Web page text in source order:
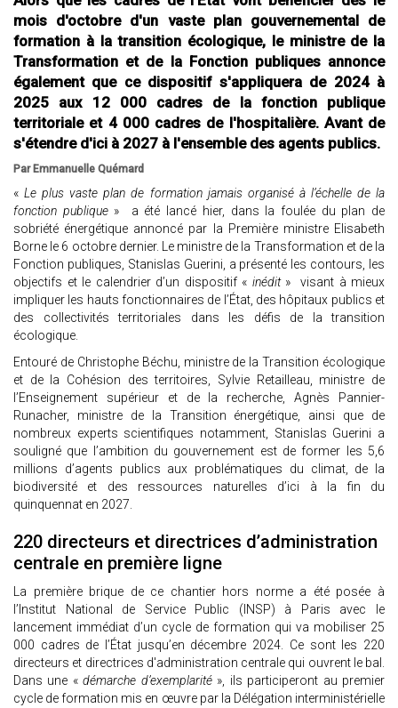
mois d'octobre d'un vaste plan gouvernemental de
formation à la transition écologique, le ministre de la
Transformation et de la Fonction publiques annonce
également que ce dispositif s'appliquera de 2024 à
2025 aux 12 000 cadres de la fonction publique
territoriale et 4 000 cadres de l'hospitalière. Avant de
s'étendre d'ici à 2027 à l'ensemble des agents publics.
Par Emmanuelle Quémard
« Le plus vaste plan de formation jamais organisé à l’échelle de la
fonction publique» a été lancé hier, dans la foulée du plan de
sobriété énergétique annoncé par la Première ministre Elisabeth
Borne le 6 octobre dernier. Le ministre de la Transformation et de la
Fonction publiques, Stanislas Guerini, a présenté les contours, les
objectifs et le calendrier d’un dispositif « inédit» visant à mieux
impliquer les hauts fonctionnaires de l’État, des hôpitaux publics et
des collectivités territoriales dans les défis de la transition
écologique.
Entouré de Christophe Béchu, ministre de la Transition écologique
et de la Cohésion des territoires, Sylvie Retailleau, ministre de
l’Enseignement supérieur et de la recherche, Agnès Pannier-
Runacher, ministre de la Transition énergétique, ainsi que de
nombreux experts scientifiques notamment, Stanislas Guerini a
souligné que l’ambition du gouvernement est de former les 5,6
millions d’agents publics aux problématiques du climat, de la
biodiversité et des ressources naturelles d’ici à la fin du
quinquennat en 2027.
220 directeurs et directrices d’administration
centrale en première ligne
La première brique de ce chantier hors norme a été posée à
l’Institut National de Service Public (INSP) à Paris avec le
lancement immédiat d’un cycle de formation qui va mobiliser 25
000 cadres de l’État jusqu’en décembre 2024. Ce sont les 220
directeurs et directrices d'administration centrale qui ouvrent le bal.
Dans une «démarche d’exemplarité», ils participeront au premier
cycle de formation mis en œuvre par la Délégation interministérielle